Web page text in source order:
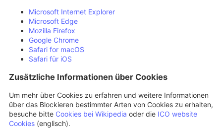
Microsoft Internet Explorer
Microsoft Edge
Mozilla Firefox
Google Chrome
Safari for macOS
Safari für iOS
Zusätzliche Informationen über Cookies
Um mehr über Cookies zu erfahren und weitere Informationen
über das Blockieren bestimmter Arten von Cookies zu erhalten,
besuche bitte Cookies bei Wikipedia oder die ICO website
Cookies (englisch).